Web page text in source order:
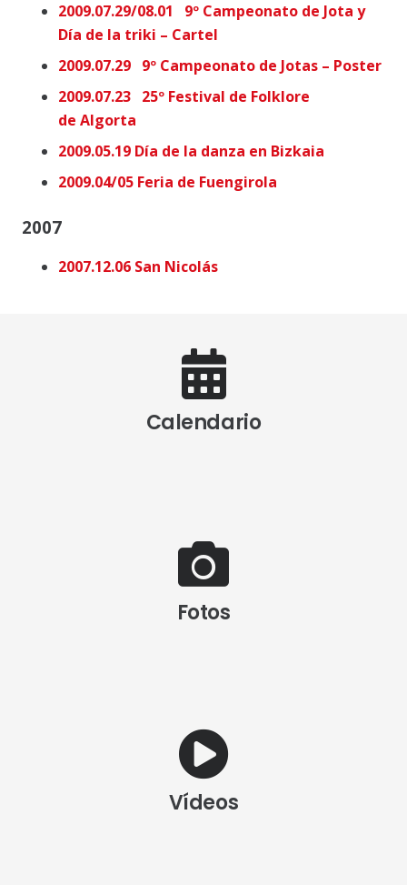
2009.07.29/08.01 9º Campeonato de Jota y
Día de la triki – Cartel
2009.07.29 9º Campeonato de Jotas – Poster
2009.07.23 25º Festival de Folklore
de Algorta
2009.05.19 Día de la danza en Bizkaia
2009.04/05 Feria de Fuengirola
2007
2007.12.06 San Nicolás
Calendario
Fotos
Vídeos